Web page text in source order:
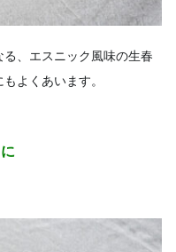
、エスニック風味の生春
よくあいます。